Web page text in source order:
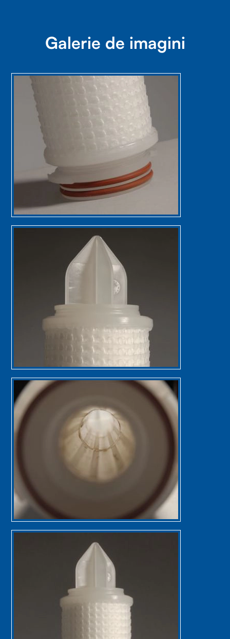
Galerie de imagini